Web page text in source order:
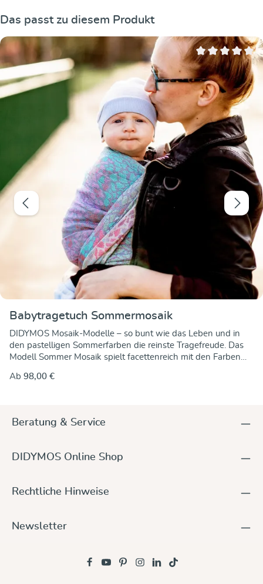
Produktgalerie überspringen
Das passt zu diesem Produkt
Durchschnittliche
Babytragetuch Sommermosaik
DIDYMOS Mosaik-Modelle – so bunt wie das Leben und in
den pastelligen Sommerfarben die reinste Tragefreude. Das
Modell Sommer Mosaik spielt facettenreich mit den Farben
dem Jacquardwebstuhl, so dass das Muster auf beiden Seiten
Schwermetalle. Fest und formstabil in der Längsrichtung und
mittelschwere Tuch gut an alle Körperformen und
Trageweisen anpassen. Zudem hat es eine feine Griffigkeit,
oder großer Tragling sitzt bequem und sicher im Tuch und
Ab 98,00 €
Beratung & Service
DIDYMOS Online Shop
Rechtliche Hinweise
Newsletter